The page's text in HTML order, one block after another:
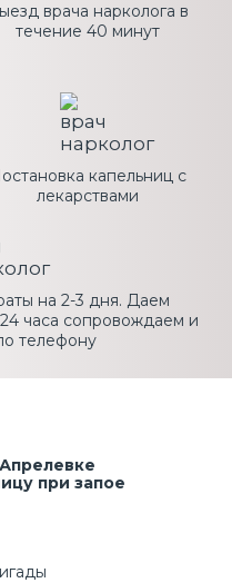
врача нарколога в
течение 40 минут
капельниц с
лекарствами
на 2-3 дня. Даем
часа сопровождаем и
телефону
при запое